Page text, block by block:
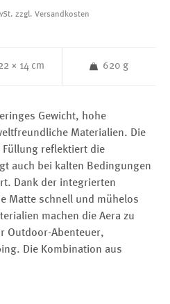
zzgl. Versandkosten
× 14 cm 620 g
Gewicht, hohe
Materialien. Die
Füllung reflektiert die
auch bei kalten Bedingungen
Dank der integrierten
Matte schnell und mühelos
machen die Aera zu
Outdoor-Abenteuer,
Die Kombination aus